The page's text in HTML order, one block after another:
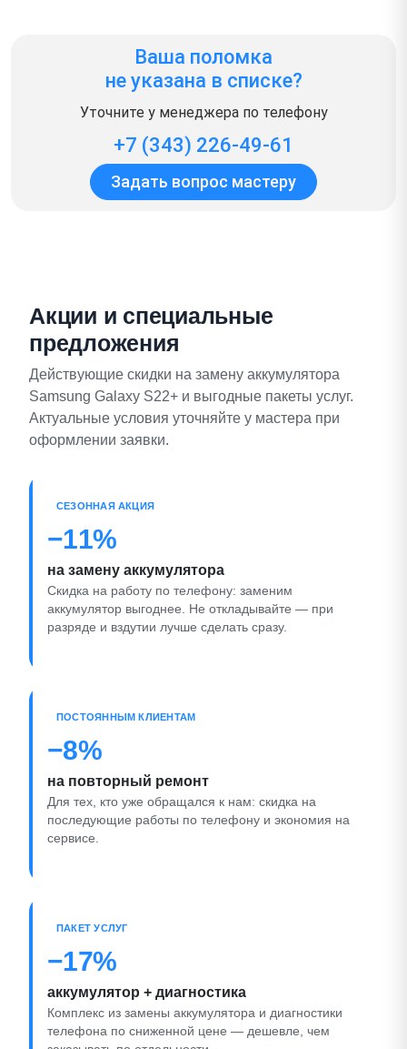
Ваша поломка
не указана в списке?
Уточните у менеджера по телефону
+7 (343) 226-49-61
Задать вопрос мастеру
Акции и специальные
предложения
Действующие скидки на замену аккумулятора
Samsung Galaxy S22+ и выгодные пакеты услуг.
Актуальные условия уточняйте у мастера при
оформлении заявки.
СЕЗОННАЯ АКЦИЯ
−11%
на замену аккумулятора
Скидка на работу по телефону: заменим
аккумулятор выгоднее. Не откладывайте — при
разряде и вздутии лучше сделать сразу.
ПОСТОЯННЫМ КЛИЕНТАМ
−8%
на повторный ремонт
Для тех, кто уже обращался к нам: скидка на
последующие работы по телефону и экономия на
сервисе.
ПАКЕТ УСЛУГ
−17%
аккумулятор + диагностика
Комплекс из замены аккумулятора и диагностики
телефона по сниженной цене — дешевле, чем